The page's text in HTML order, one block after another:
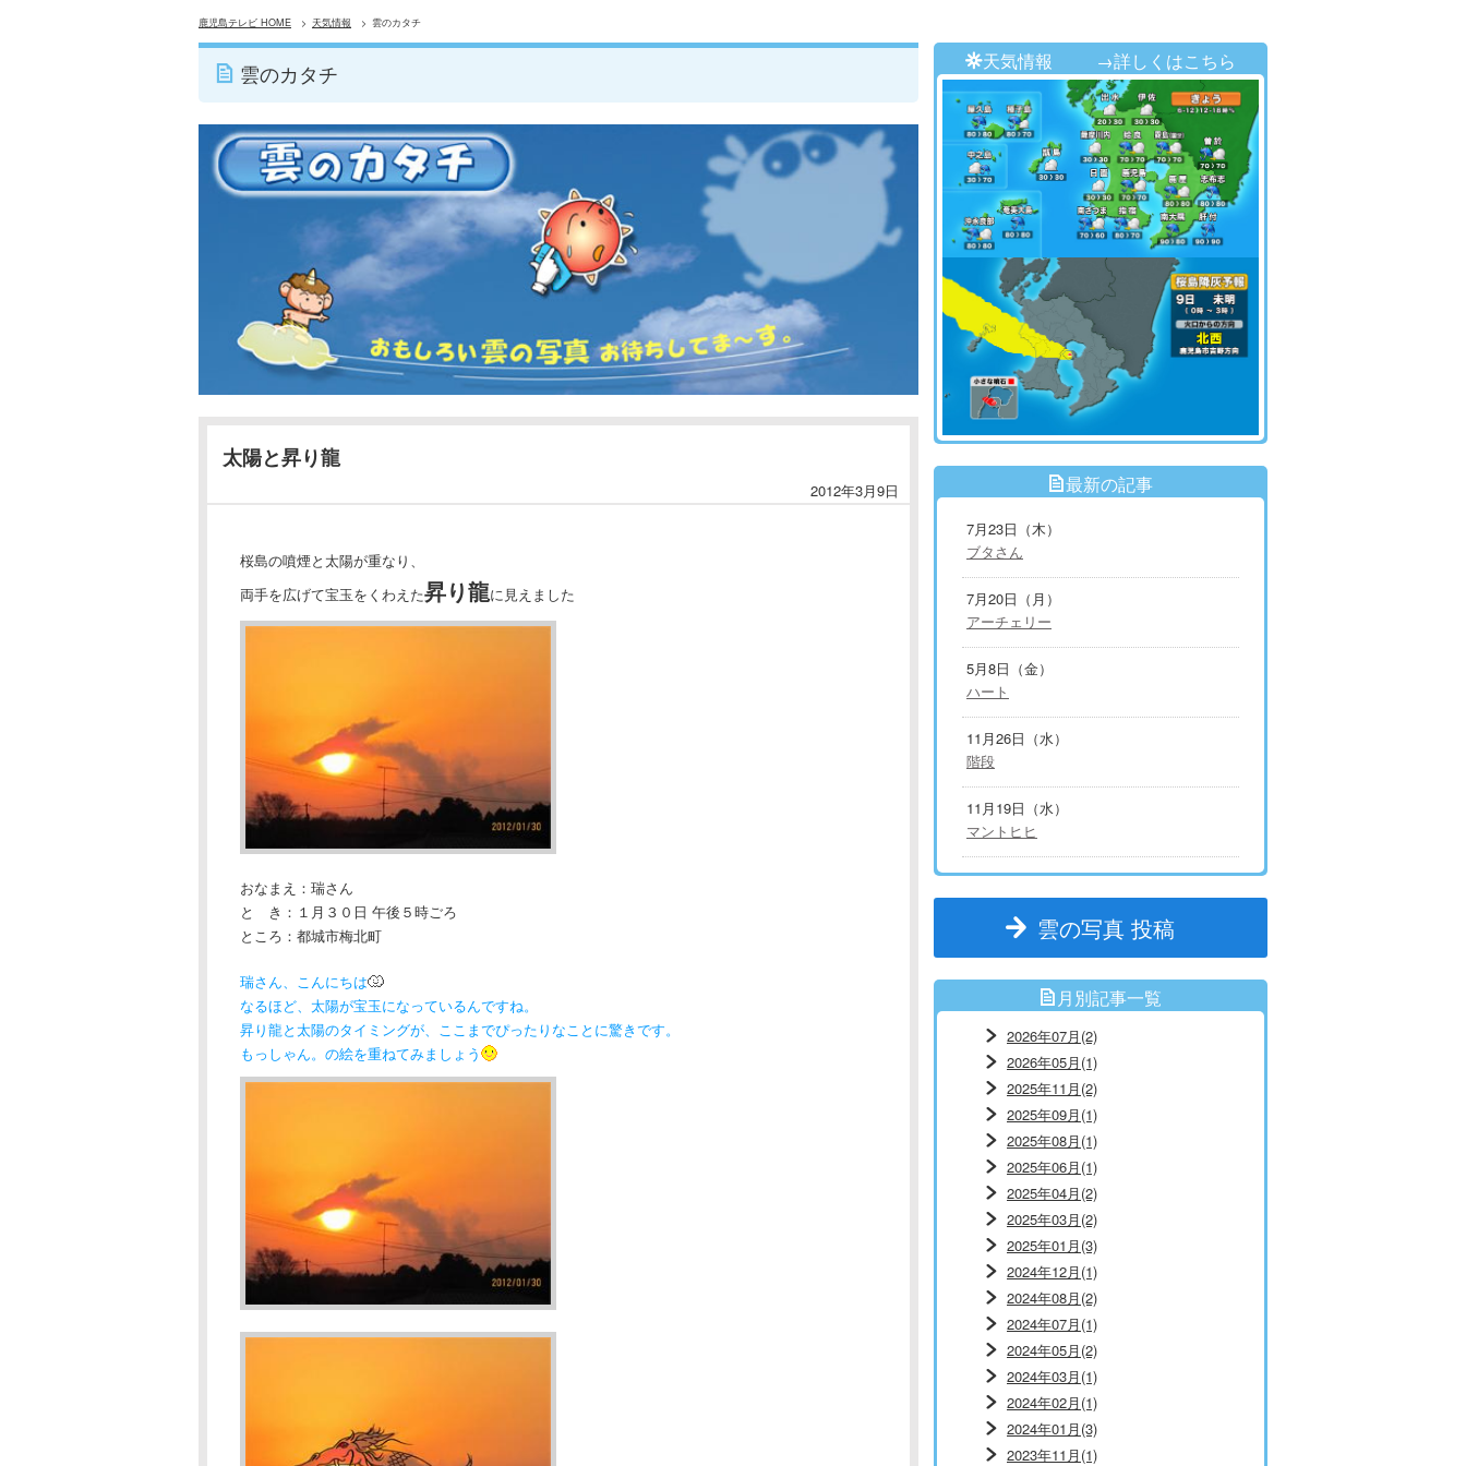
鹿児島テレビ HOME 天気情報 雲のカタチ
雲のカタチ
太陽と昇り龍
2012年3月9日
桜島の噴煙と太陽が重なり、
両手を広げて宝玉をくわえた昇り龍に見えました
おなまえ：瑞さん
と き：１月３０日 午後５時ごろ
ところ：都城市梅北町
瑞さん、こんにちは
なるほど、太陽が宝玉になっているんですね。
昇り龍と太陽のタイミングが、ここまでぴったりなことに驚きです。
もっしゃん。の絵を重ねてみましょう
天気情報 →詳しくはこちら
最新の記事
7月23日（木）
ブタさん
7月20日（月）
アーチェリー
5月8日（金）
ハート
11月26日（水）
階段
11月19日（水）
マントヒヒ
雲の写真 投稿
月別記事一覧
2026年07月(2)
2026年05月(1)
2025年11月(2)
2025年09月(1)
2025年08月(1)
2025年06月(1)
2025年04月(2)
2025年03月(2)
2025年01月(3)
2024年12月(1)
2024年08月(2)
2024年07月(1)
2024年05月(2)
2024年03月(1)
2024年02月(1)
2024年01月(3)
2023年11月(1)